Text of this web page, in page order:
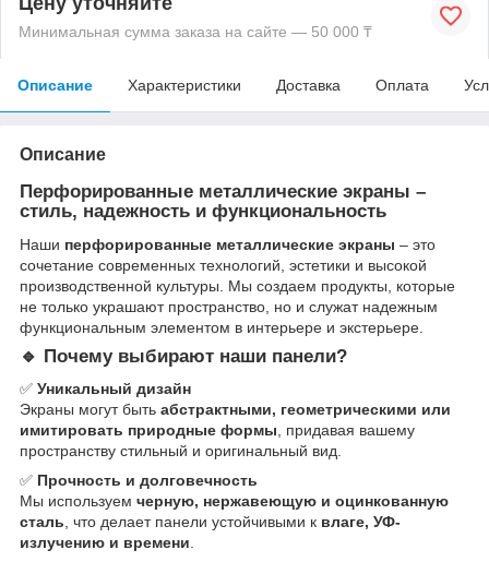
Минимальная сумма заказа на сайте — 50 000 ₸
Описание Характеристики Доставка Оплата
Описание
Перфорированные металлические экраны –
стиль, надежность и функциональность
Наши перфорированные металлические экраны – это
сочетание современных технологий, эстетики и высокой
производственной культуры. Мы создаем продукты, которые
не только украшают пространство, но и служат надежным
функциональным элементом в интерьере и экстерьере.
🔹 Почему выбирают наши панели?
✅ Уникальный дизайн
Экраны могут быть абстрактными, геометрическими или
имитировать природные формы, придавая вашему
пространству стильный и оригинальный вид.
✅ Прочность и долговечность
Мы используем черную, нержавеющую и оцинкованную
сталь, что делает панели устойчивыми к влаге, УФ-
излучению и времени.